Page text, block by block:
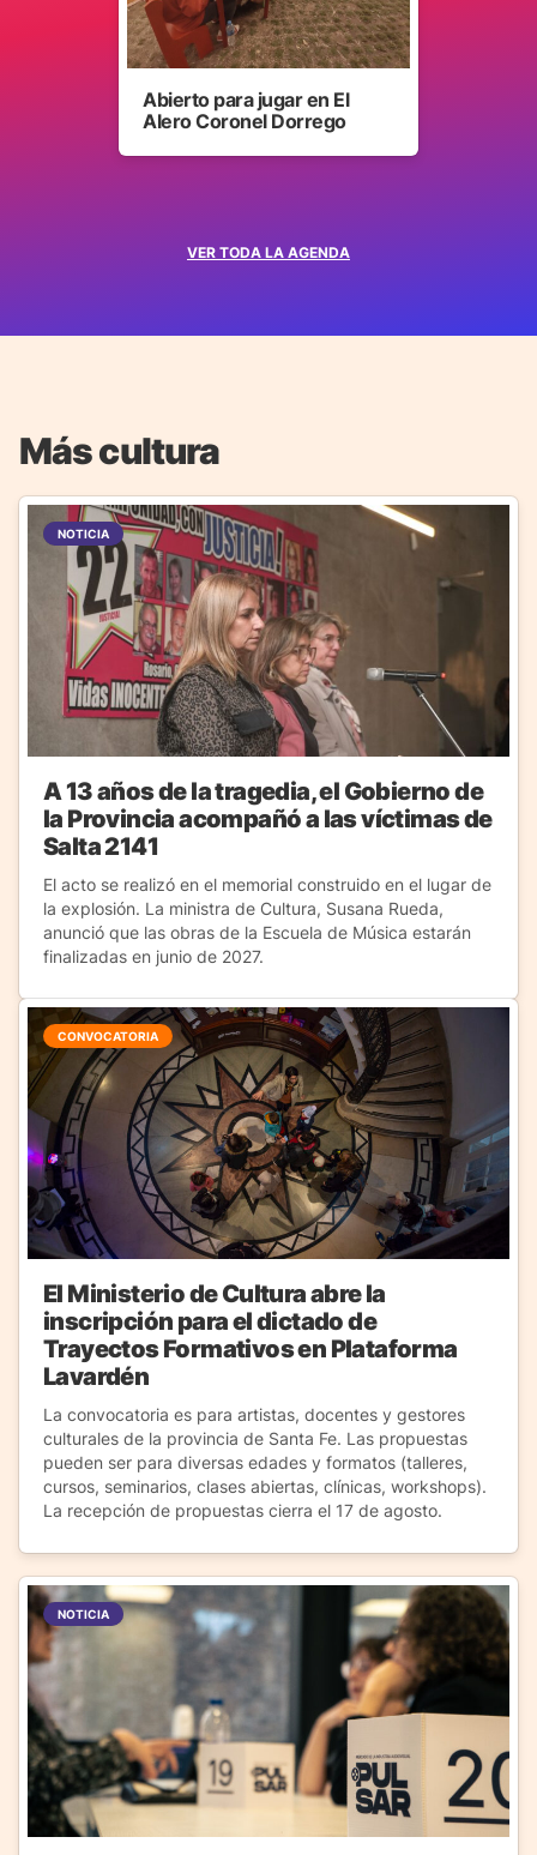
VER TODA LA AGENDA
Abierto para jugar en El
Alero Coronel Dorrego
Más cultura
NOTICIA
A 13 años de la tragedia, el Gobierno de
la Provincia acompañó a las víctimas de
Salta 2141
El acto se realizó en el memorial construido en el lugar de
la explosión. La ministra de Cultura, Susana Rueda,
anunció que las obras de la Escuela de Música estarán
finalizadas en junio de 2027.
CONVOCATORIA
El Ministerio de Cultura abre la
inscripción para el dictado de
Trayectos Formativos en Plataforma
Lavardén
La convocatoria es para artistas, docentes y gestores
culturales de la provincia de Santa Fe. Las propuestas
pueden ser para diversas edades y formatos (talleres,
cursos, seminarios, clases abiertas, clínicas, workshops).
La recepción de propuestas cierra el 17 de agosto.
NOTICIA